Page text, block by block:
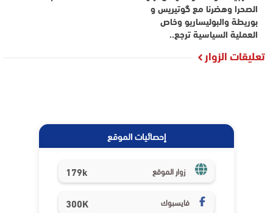
الصحرا وهضرنا مع گوتيريس و
بوريطة والبوليساريو وخاص
العملية السياسية ترجع..
تعليقات الزوار
إحصائيات الموقع
زوار الموقع 179k
فايسبوك 300K